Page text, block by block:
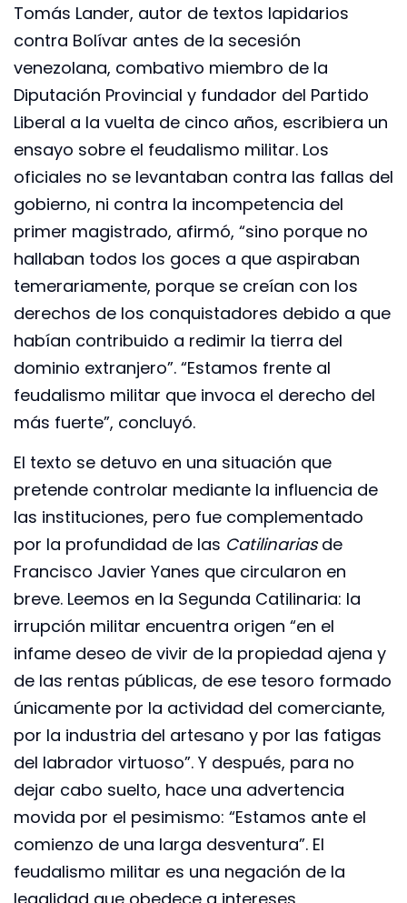
Tomás Lander, autor de textos lapidarios
contra Bolívar antes de la secesión
venezolana, combativo miembro de la
Diputación Provincial y fundador del Partido
Liberal a la vuelta de cinco años, escribiera un
ensayo sobre el feudalismo militar. Los
oficiales no se levantaban contra las fallas del
gobierno, ni contra la incompetencia del
primer magistrado, afirmó, “sino porque no
hallaban todos los goces a que aspiraban
temerariamente, porque se creían con los
derechos de los conquistadores debido a que
habían contribuido a redimir la tierra del
dominio extranjero”. “Estamos frente al
feudalismo militar que invoca el derecho del
más fuerte”, concluyó.
El texto se detuvo en una situación que
pretende controlar mediante la influencia de
las instituciones, pero fue complementado
por la profundidad de las Catilinariasde
Francisco Javier Yanes que circularon en
breve. Leemos en la Segunda Catilinaria: la
irrupción militar encuentra origen “en el
infame deseo de vivir de la propiedad ajena y
de las rentas públicas, de ese tesoro formado
únicamente por la actividad del comerciante,
por la industria del artesano y por las fatigas
del labrador virtuoso”. Y después, para no
dejar cabo suelto, hace una advertencia
movida por el pesimismo: “Estamos ante el
comienzo de una larga desventura”. El
feudalismo militar es una negación de la